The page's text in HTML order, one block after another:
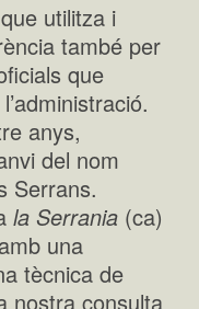
utilitza i
també per
que
anys,
del nom
Serrans.
la Serrania (ca)
una
tècnica de
nostra consulta